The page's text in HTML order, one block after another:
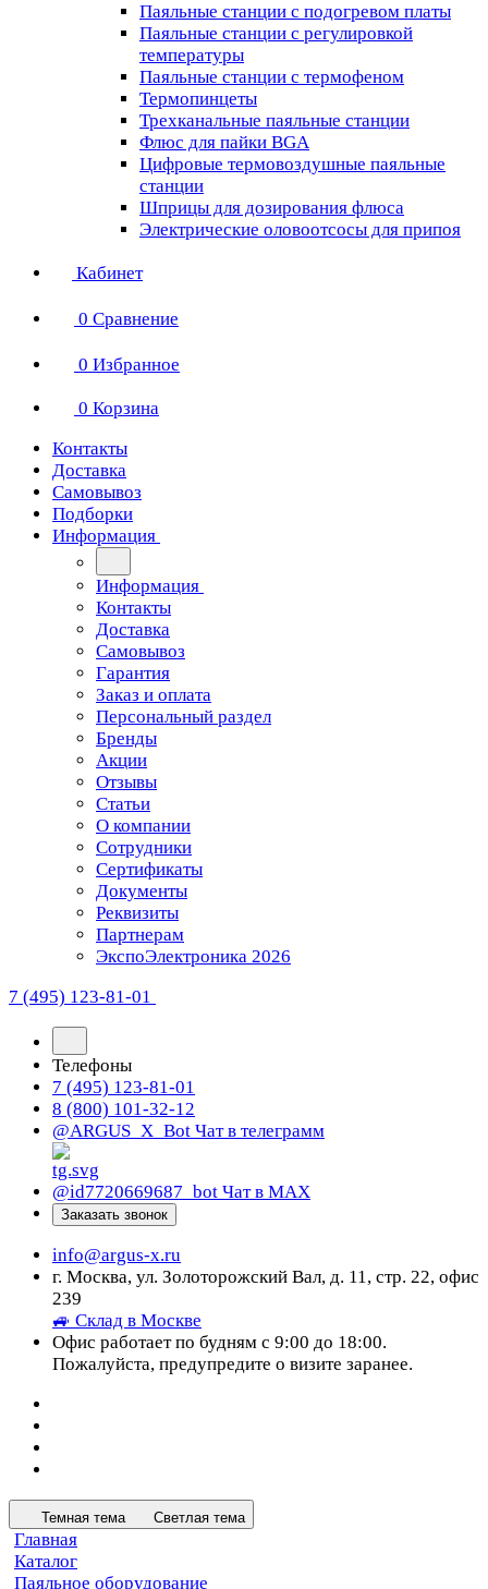
Паяльные станции с подогревом платы
Паяльные станции с регулировкой
температуры
Паяльные станции с термофеном
Термопинцеты
Трехканальные паяльные станции
Флюс для пайки BGA
Цифровые термовоздушные паяльные
станции
Шприцы для дозирования флюса
Электрические оловоотсосы для припоя
Кабинет
0 Сравнение
0 Избранное
0 Корзина
Контакты
Доставка
Самовывоз
Подборки
Информация
Информация
Контакты
Доставка
Самовывоз
Гарантия
Заказ и оплата
Персональный раздел
Бренды
Акции
Отзывы
Статьи
О компании
Сотрудники
Сертификаты
Документы
Реквизиты
Партнерам
ЭкспоЭлектроника 2026
7 (495) 123-81-01
Телефоны
7 (495) 123-81-01
8 (800) 101-32-12
@ARGUS_X_Bot Чат в телеграмм
@id7720669687_bot Чат в МАХ
Заказать звонок
info@argus-x.ru
г. Москва, ул. Золоторожский Вал, д. 11, стр. 22, офис
239
🚙 Склад в Москве
Офис работает по будням с 9:00 до 18:00.
Пожалуйста, предупредите о визите заранее.
Темная тема Светлая тема
Главная
Каталог
Паяльное оборудование